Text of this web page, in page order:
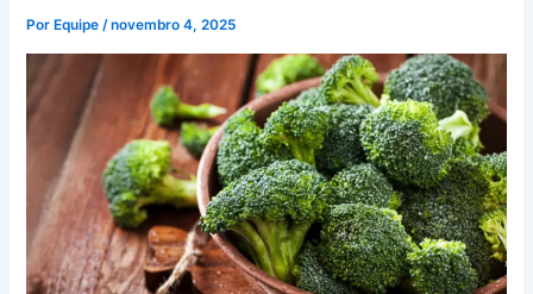
Por Equipe/novembro 4, 2025